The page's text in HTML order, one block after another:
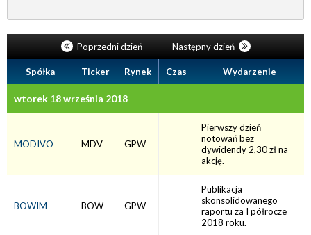
Poprzedni dzień Następny dzień
Spółka Ticker Rynek Czas Wydarzenie
wtorek 18 września 2018
MODIVO MDV GPW
Pierwszy dzień
notowań bez
dywidendy 2,30 zł na
akcję.
BOWIM BOW GPW
Publikacja
skonsolidowanego
raportu za I półrocze
2018 roku.